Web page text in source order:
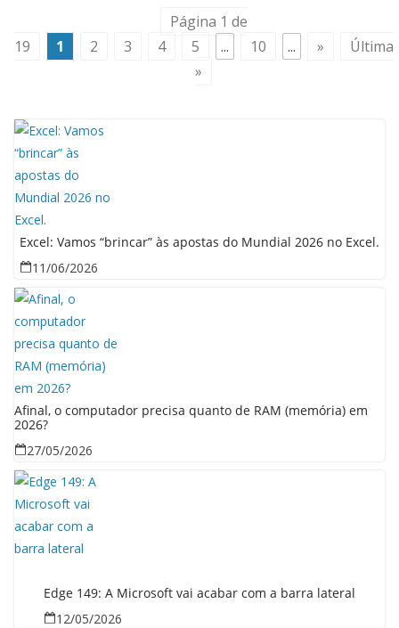
Página 1 de
19
1 2 3 4 5 ... 10 ... »
Última
»
Excel: Vamos “brincar” às apostas do Mundial 2026 no Excel.
11/06/2026
Afinal, o computador precisa quanto de RAM (memória) em
2026?
27/05/2026
Edge 149: A Microsoft vai acabar com a barra lateral
12/05/2026